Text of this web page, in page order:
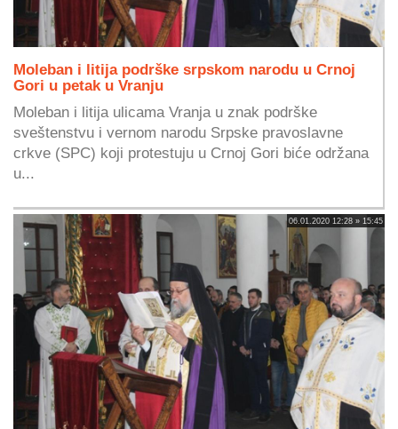
Moleban i litija podrške srpskom narodu u Crnoj
Gori u petak u Vranju
Moleban i litija ulicama Vranja u znak podrške
sveštenstvu i vernom narodu Srpske pravoslavne
crkve (SPC) koji protestuju u Crnoj Gori biće održana
u...
06.01.2020 12:28 » 15:45